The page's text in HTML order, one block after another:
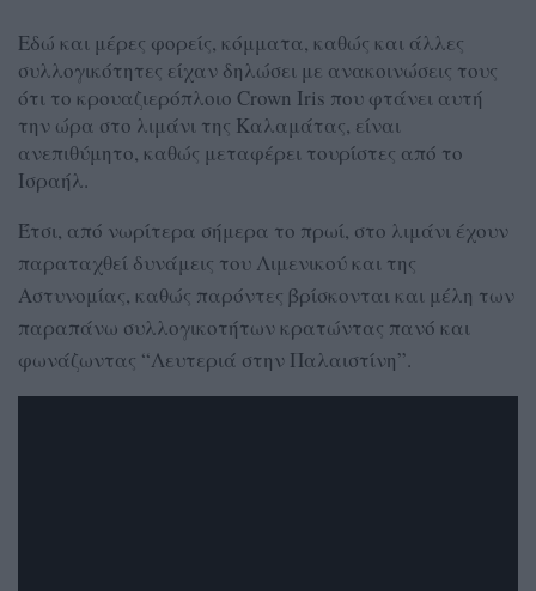
Εδώ και μέρες φορείς, κόμματα, καθώς και άλλες
συλλογικότητες είχαν δηλώσει με ανακοινώσεις τους
ότι το κρουαζιερόπλοιο Crown Iris που φτάνει αυτή
την ώρα στο λιμάνι της Καλαμάτας, είναι
ανεπιθύμητο, καθώς μεταφέρει τουρίστες από το
Ισραήλ.
Έτσι, από νωρίτερα σήμερα το πρωί, στο λιμάνι έχουν
παραταχθεί δυνάμεις του Λιμενικού και της
Αστυνομίας, καθώς παρόντες βρίσκονται και μέλη των
παραπάνω συλλογικοτήτων κρατώντας πανό και
φωνάζωντας “Λευτεριά στην Παλαιστίνη”.